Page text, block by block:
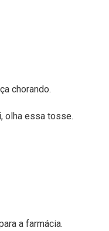
chorando.
olha essa tosse.
a farmácia.